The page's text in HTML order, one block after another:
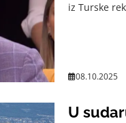
iz Turske
08.10.2025
U